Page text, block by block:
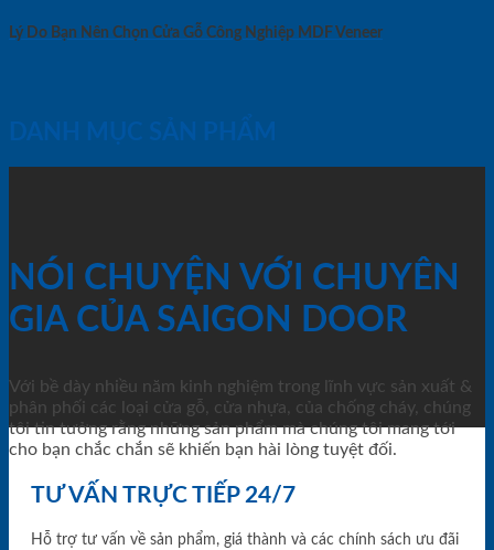
Lý Do Bạn Nên Chọn Cửa Gỗ Công Nghiệp MDF Veneer
DANH MỤC SẢN PHẨM
NÓI CHUYỆN VỚI CHUYÊN
GIA CỦA SAIGON DOOR
Với bề dày nhiều năm kinh nghiệm trong lĩnh vực sản xuất &
phân phối các loại cửa gỗ, cửa nhựa, của chống cháy, chúng
tôi tin tưởng rằng những sản phẩm mà chúng tôi mang tới
cho bạn chắc chắn sẽ khiến bạn hài lòng tuyệt đối.
TƯ VẤN TRỰC TIẾP 24/7
Hỗ trợ tư vấn về sản phẩm, giá thành và các chính sách ưu đãi